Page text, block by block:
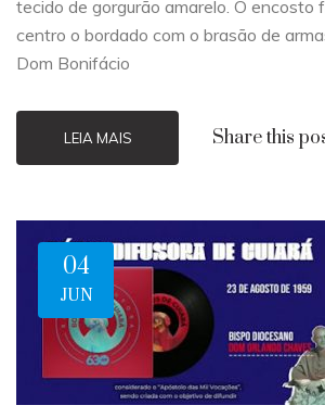
tecido de gorgurão amarelo. O encosto
centro o bordado com o brasão de
Dom Bonifácio
LEIA MAIS Share this
04
JUN